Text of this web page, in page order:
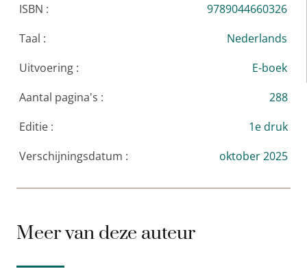
ISBN :
9789044660326
Taal :
Nederlands
Uitvoering :
E-boek
Aantal pagina's :
288
Editie :
1e druk
Verschijningsdatum :
oktober 2025
Meer van deze auteur